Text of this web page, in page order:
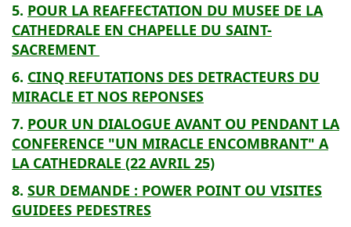
5. POUR LA REAFFECTATION DU MUSEE DE LA
CATHEDRALE EN CHAPELLE DU SAINT-
SACREMENT
6. CINQ REFUTATIONS DES DETRACTEURS DU
MIRACLE ET NOS REPONSES
7. POUR UN DIALOGUE AVANT OU PENDANT LA
CONFERENCE "UN MIRACLE ENCOMBRANT" A
LA CATHEDRALE (22 AVRIL 25)
8. SUR DEMANDE : POWER POINT OU VISITES
GUIDEES PEDESTRES